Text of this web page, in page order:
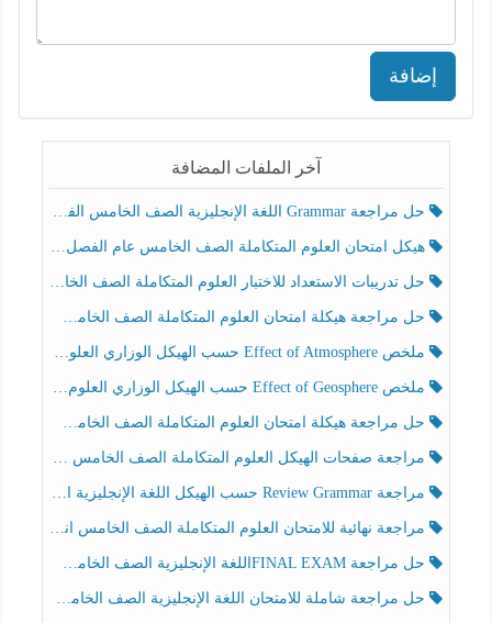
إضافة
آخر الملفات المضافة
حل مراجعة Grammar اللغة الإنجليزية الصف الخامس الفصل الثالث
هيكل امتحان العلوم المتكاملة الصف الخامس عام الفصل الدراسي الثالث 2025-2026
حل تدريبات الاستعداد للاختبار العلوم المتكاملة الصف الخامس عام الفصل الثالث
حل مراجعة هيكلة امتحان العلوم المتكاملة الصف الخامس انسبير الفصل الثالث
ملخص Effect of Atmosphere حسب الهيكل الوزاري العلوم المتكاملة الصف الخامس انسبير الفصل الثالث
ملخص Effect of Geosphere حسب الهيكل الوزاري العلوم المتكاملة الصف الخامس انسبير الفصل الثالث
حل مراجعة هيكلة امتحان العلوم المتكاملة الصف الخامس عام الفصل الثالث
مراجعة صفحات الهيكل العلوم المتكاملة الصف الخامس انسبير الفصل الثالث
مراجعة Review Grammar حسب الهيكل اللغة الإنجليزية الصف الخامس الفصل الثالث
مراجعة نهائية للامتحان العلوم المتكاملة الصف الخامس انسبير الفصل الثالث
حل مراجعة FINAL EXAMاللغة الإنجليزية الصف الخامس الفصل الثالث
حل مراجعة شاملة للامتحان اللغة الإنجليزية الصف الخامس الفصل الثالث